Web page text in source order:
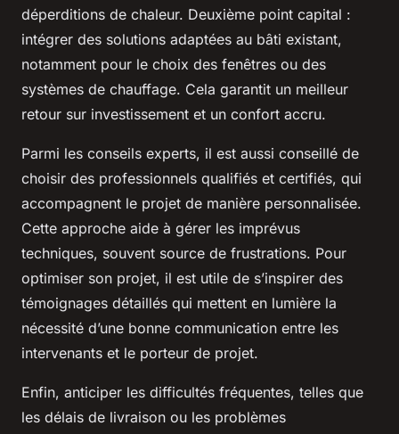
déperditions de chaleur. Deuxième point capital :
intégrer des solutions adaptées au bâti existant,
notamment pour le choix des fenêtres ou des
systèmes de chauffage. Cela garantit un meilleur
retour sur investissement et un confort accru.
Parmi les conseils experts, il est aussi conseillé de
choisir des professionnels qualifiés et certifiés, qui
accompagnent le projet de manière personnalisée.
Cette approche aide à gérer les imprévus
techniques, souvent source de frustrations. Pour
optimiser son projet, il est utile de s’inspirer des
témoignages détaillés qui mettent en lumière la
nécessité d’une bonne communication entre les
intervenants et le porteur de projet.
Enfin, anticiper les difficultés fréquentes, telles que
les délais de livraison ou les problèmes